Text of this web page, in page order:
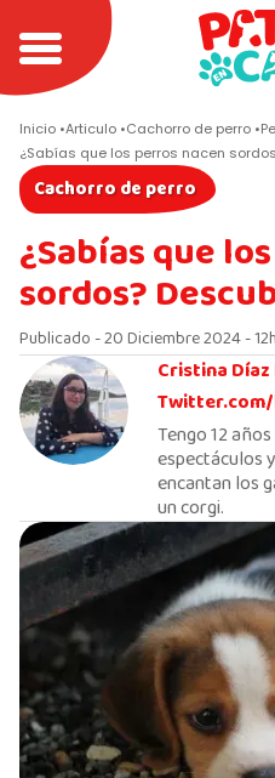
Inicio Articulo Cachorro de perro
¿Sabías que los perros nacen
Cachorro de perro
¿Sabías que
sordos?
Publicado - 20 Diciembre 2024 -
Cristina
Tengo 12
espectáculos
encantan los
un corgi.